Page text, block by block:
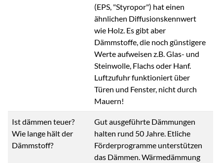
(EPS, "Styropor") hat einen
ähnlichen Diffusionskennwert
wie Holz. Es gibt aber
Dämmstoffe, die noch günstigere
Werte aufweisen z.B. Glas- und
Steinwolle, Flachs oder Hanf.
Luftzufuhr funktioniert über
Türen und Fenster, nicht durch
Mauern!
Ist dämmen teuer?
Wie lange hält der
Dämmstoff?
Gut ausgeführte Dämmungen
halten rund 50 Jahre. Etliche
Förderprogramme unterstützen
das Dämmen. Wärmedämmung